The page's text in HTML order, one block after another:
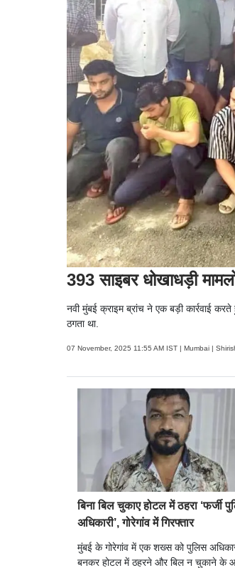
393 साइबर धोखाधड़ी
नवी मुंबई क्राइम ब्रांच ने एक बड़ी कार्रवाई
ठगता था.
07 November, 2025 11:55 AM IST | Mumbai |
बिना बिल चुकाए होटल में ठहरा ‘फर्जी
अधिकारी’, गोरेगांव में गिरफ्तार
मुंबई के गोरेगांव में एक शख्स को पुलिस
बनकर होटल में ठहरने और बिल न चुकाने के